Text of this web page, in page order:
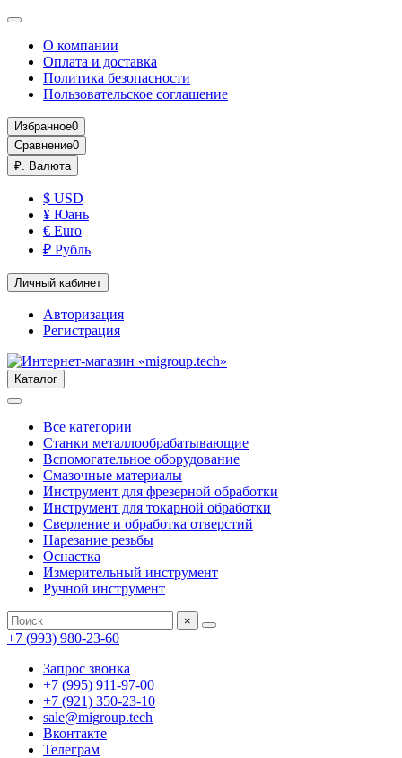
О компании
Оплата и доставка
Политика безопасности
Пользовательское соглашение
Избранное0
Сравнение0
₽. Валюта
$ USD
¥ Юань
€ Euro
₽ Рубль
Личный кабинет
Авторизация
Регистрация
Каталог
Все категории
Станки металлообрабатывающие
Вспомогательное оборудование
Смазочные материалы
Инструмент для фрезерной обработки
Инструмент для токарной обработки
Сверление и обработка отверстий
Нарезание резьбы
Оснастка
Измерительный инструмент
Ручной инструмент
×
+7 (993) 980-23-60
Запрос звонка
+7 (995) 911-97-00
+7 (921) 350-23-10
sale@migroup.tech
Вконтакте
Телеграм